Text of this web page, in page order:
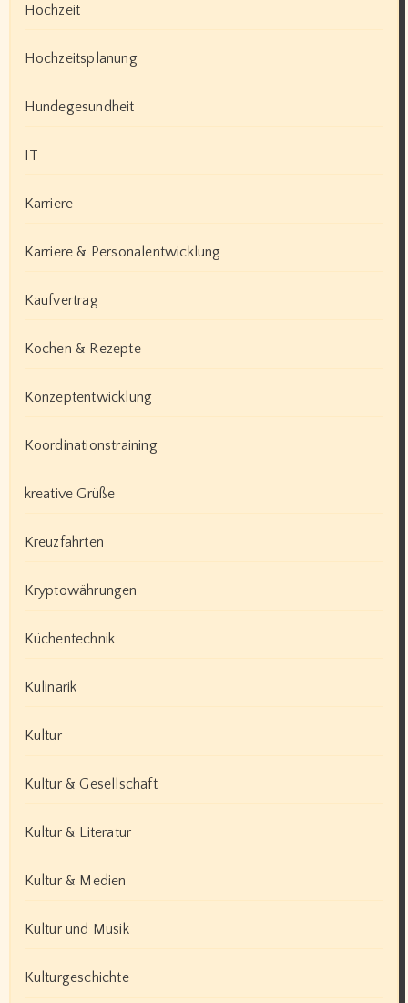
Hochzeit
Hochzeitsplanung
Hundegesundheit
IT
Karriere
Karriere & Personalentwicklung
Kaufvertrag
Kochen & Rezepte
Konzeptentwicklung
Koordinationstraining
kreative Grüße
Kreuzfahrten
Kryptowährungen
Küchentechnik
Kulinarik
Kultur
Kultur & Gesellschaft
Kultur & Literatur
Kultur & Medien
Kultur und Musik
Kulturgeschichte